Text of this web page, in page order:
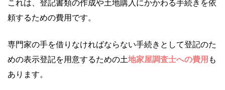
これは、登記書類の作成や土地購入にかかわる手続きを依
頼するための費用です。
専門家の手を借りなければならない手続きとして登記のた
めの表示登記を用意するための土地家屋調査士への費用 も
あります。